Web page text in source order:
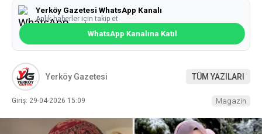
Yerköy Gazetesi WhatsApp Kanalı
Anlık haberler için takip et
WhatsApp Kanalına Katıl
Yerköy Gazetesi TÜM YAZILARI
Giriş: 29-04-2026 15:09 Magazin